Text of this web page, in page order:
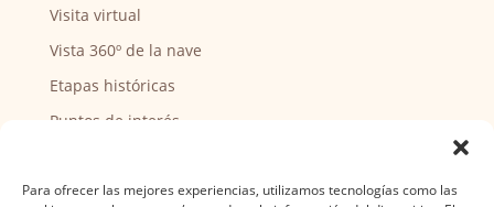
Para ofrecer las mejores experiencias, utilizamos tecnologías como las
Visita virtual
Vista 360º de la nave
Etapas históricas
Puntos de interés